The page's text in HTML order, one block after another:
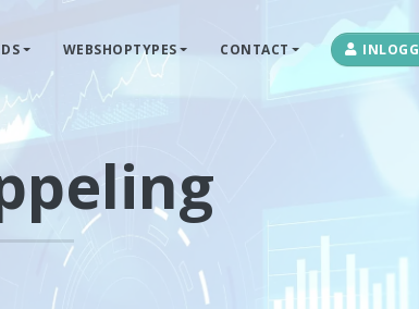
WEBSHOPTYPES CONTACT